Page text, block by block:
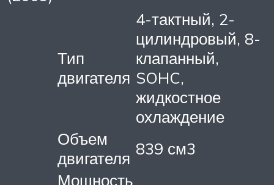
Тип
двигателя
4-тактный, 2-
цилиндровый, 8-
клапанный,
SOHC,
жидкостное
охлаждение
Объем
двигателя 839 см3
Мощность